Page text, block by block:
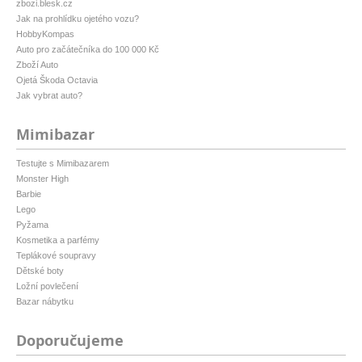
zbozi.blesk.cz
Jak na prohlídku ojetého vozu?
HobbyKompas
Auto pro začátečníka do 100 000 Kč
Zboží Auto
Ojetá Škoda Octavia
Jak vybrat auto?
Mimibazar
Testujte s Mimibazarem
Monster High
Barbie
Lego
Pyžama
Kosmetika a parfémy
Teplákové soupravy
Dětské boty
Ložní povlečení
Bazar nábytku
Doporučujeme